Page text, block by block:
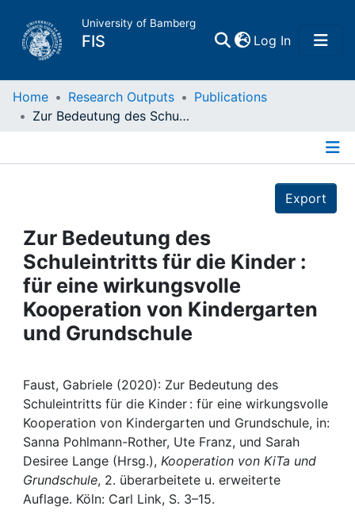
University of Bamberg
FIS Log In(current)
Home
Projects
People
Institutions
My FIS
Help
Home Research Outputs
Publications
Zur Bedeutung des Schuleintritts für die Kinder : für eine wirkungsvolle Kooperation von Kindergarten und Grundschule
Export
Zur Bedeutung des
Schuleintritts für die Kinder :
für eine wirkungsvolle
Kooperation von Kindergarten
und Grundschule
Faust, Gabriele (2020): Zur Bedeutung des
Schuleintritts für die Kinder : für eine wirkungsvolle
Kooperation von Kindergarten und Grundschule, in:
Sanna Pohlmann-Rother, Ute Franz, und Sarah
Desiree Lange (Hrsg.), Kooperation von KiTa und
Grundschule, 2. überarbeitete u. erweiterte
Auflage. Köln: Carl Link, S. 3–15.